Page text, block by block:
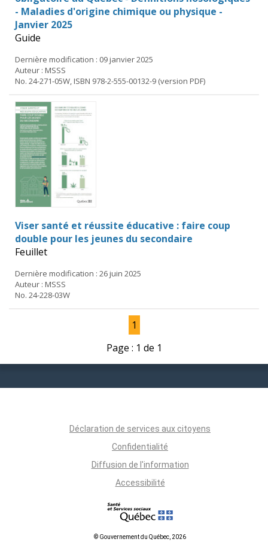
- Maladies d'origine chimique ou physique -
Janvier 2025
Guide
Dernière modification : 09 janvier 2025
Auteur : MSSS
No. 24-271-05W, ISBN 978-2-555-00132-9 (version PDF)
Viser santé et réussite éducative : faire coup
double pour les jeunes du secondaire
Feuillet
Dernière modification : 26 juin 2025
Auteur : MSSS
No. 24-228-03W
1
Page : 1 de 1
Déclaration de services aux citoyens
Confidentialité
Diffusion de l'information
Accessibilité
© Gouvernement du Québec, 2026